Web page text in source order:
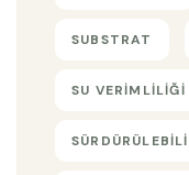
SUBSTRAT
SU VERIMLILIĞI